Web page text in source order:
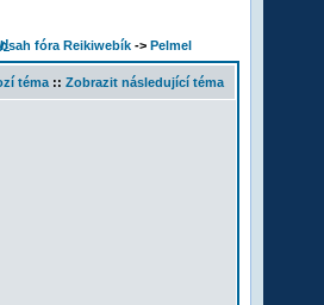
fóra Reikiwebík -> Pelmel
téma :: Zobrazit následující téma